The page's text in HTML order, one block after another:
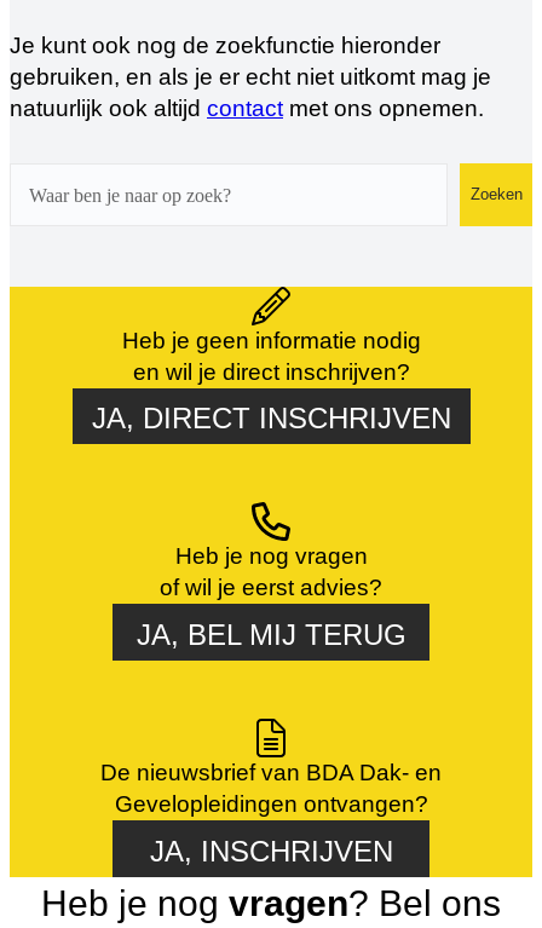
Je kunt ook nog de zoekfunctie hieronder
gebruiken, en als je er echt niet uitkomt mag je
natuurlijk ook altijd contact met ons opnemen.
Zoeken
Heb je geen informatie nodig
en wil je direct inschrijven?
JA, DIRECT INSCHRIJVEN
Heb je nog vragen
of wil je eerst advies?
JA, BEL MIJ TERUG
De nieuwsbrief van BDA Dak- en
Gevelopleidingen ontvangen?
JA, INSCHRIJVEN
Heb je nog vragen? Bel ons